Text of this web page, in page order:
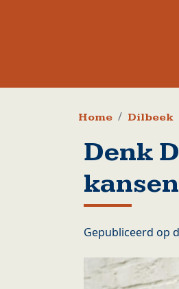
Home Dilbeek
Denk
Gepubliceerd op